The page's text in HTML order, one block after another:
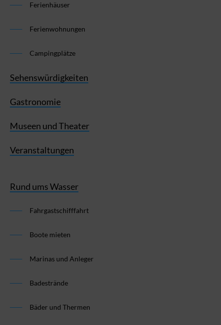
Ferienhäuser
Ferienwohnungen
Campingplätze
Sehenswürdigkeiten
Gastronomie
Museen und Theater
Veranstaltungen
Rund ums Wasser
Fahrgastschifffahrt
Boote mieten
Marinas und Anleger
Badestrände
Bäder und Thermen